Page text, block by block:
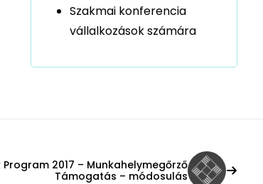
Szakmai konferencia
vállalkozások számára
2017 – Munkahelymegőrző
Támogatás – módosulás